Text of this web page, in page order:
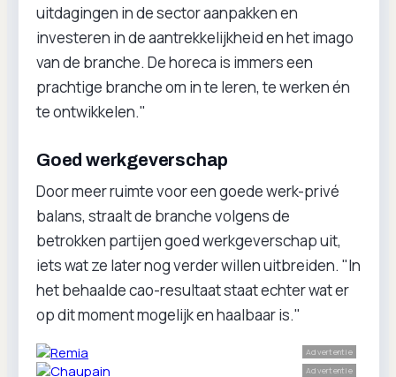
uitdagingen in de sector aanpakken en
investeren in de aantrekkelijkheid en het imago
van de branche. De horeca is immers een
prachtige branche om in te leren, te werken én
te ontwikkelen."
Goed werkgeverschap
Door meer ruimte voor een goede werk-privé
balans, straalt de branche volgens de
betrokken partijen goed werkgeverschap uit,
iets wat ze later nog verder willen uitbreiden. "In
het behaalde cao-resultaat staat echter wat er
op dit moment mogelijk en haalbaar is."
Advertentie
Advertentie